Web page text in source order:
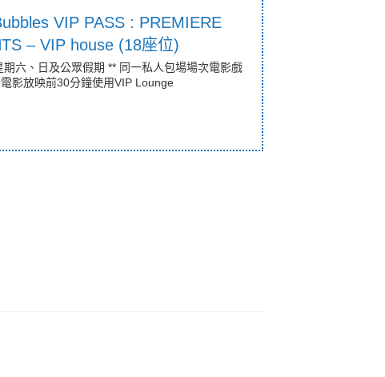
VIP PASS : PREMIERE
– VIP house (18座位)
期六、日及公眾假期 ** 同一私人包場場次電影戲
影放映前30分鐘使用VIP Lounge